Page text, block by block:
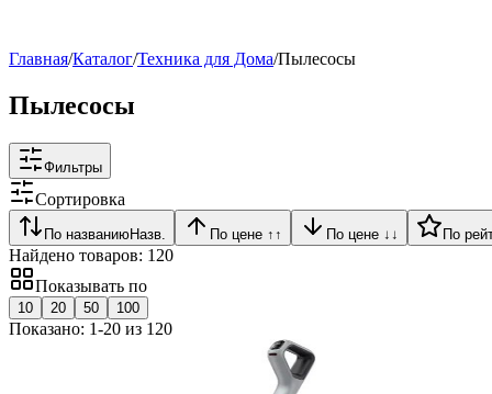
Главная/Каталог/Техника для Дома/Пылесосы
Пылесосы
Фильтры
Сортировка
По названиюНазв. По цене ↑ ↑ По цене ↓ ↓ По
Найдено товаров: 120
Показывать по
10 20 50 100
Показано: 1-20 из 120